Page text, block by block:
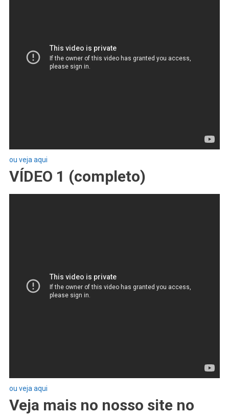
ou veja aqui
VÍDEO 1 (completo)
ou veja aqui
Veja mais no nosso site no